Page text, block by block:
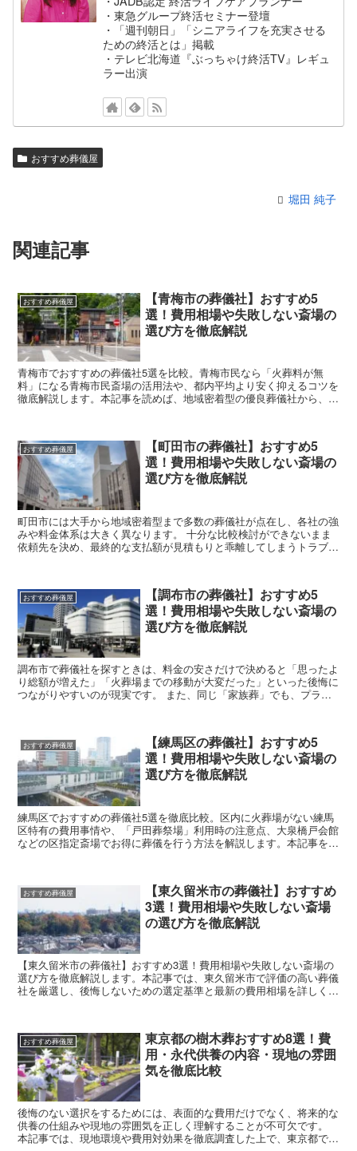
・東急グループ終活セミナー登壇
・「週刊朝日」「シニアライフを充実させる
ための終活とは」掲載
・テレビ北海道『ぶっちゃけ終活TV』レギュ
ラー出演
おすすめ葬儀屋
堀田 純子
関連記事
おすすめ葬儀屋
【青梅市の葬儀社】おすすめ5
選！費用相場や失敗しない斎場の
選び方を徹底解説
青梅市でおすすめの葬儀社5選を比較。青梅市民なら「火葬料が無
料」になる青梅市民斎場の活用法や、都内平均より安く抑えるコツを
徹底解説します。本記事を読めば、地域密着型の優良葬儀社から、明
おすすめ葬儀屋
【町田市の葬儀社】おすすめ5
選！費用相場や失敗しない斎場の
選び方を徹底解説
町田市には大手から地域密着型まで多数の葬儀社が点在し、各社の強
みや料金体系は大きく異なります。 十分な比較検討ができないまま
依頼先を決め、最終的な支払額が見積もりと乖離してしまうトラブル
豊富な5社の特徴や地域の費用相場、南多摩斎場をはじめとする公営
施設の活用法について詳しく解説します。
おすすめ葬儀屋
【調布市の葬儀社】おすすめ5
選！費用相場や失敗しない斎場の
選び方を徹底解説
調布市で葬儀社を探すときは、料金の安さだけで決めると「思ったよ
り総額が増えた」「火葬場までの移動が大変だった」といった後悔に
つながりやすいのが現実です。 また、同じ「家族葬」でも、プラン
ります。 そこで本記事では、調布市周辺で利用しやすい葬儀社・斎
場を厳選して5社紹介し、葬儀形式ごとの費用相場の目安や、見積も
りで必ず確認すべきポイントを整理しました。
おすすめ葬儀屋
【練馬区の葬儀社】おすすめ5
選！費用相場や失敗しない斎場の
選び方を徹底解説
練馬区でおすすめの葬儀社5選を徹底比較。区内に火葬場がない練馬
区特有の費用事情や、「戸田葬祭場」利用時の注意点、大泉橋戸会館
などの区指定斎場でお得に葬儀を行う方法を解説します。本記事を読
おすすめ葬儀屋
【東久留米市の葬儀社】おすすめ
3選！費用相場や失敗しない斎場
の選び方を徹底解説
【東久留米市の葬儀社】おすすめ3選！費用相場や失敗しない斎場の
選び方を徹底解説します。本記事では、東久留米市で評価の高い葬儀
社を厳選し、後悔しないための選定基準と最新の費用相場を詳しく解
おすすめ葬儀屋
東京都の樹木葬おすすめ8選！費
用・永代供養の内容・現地の雰囲
気を徹底比較
後悔のない選択をするためには、表面的な費用だけでなく、将来的な
供養の仕組みや現地の雰囲気を正しく理解することが不可欠です。
本記事では、現地環境や費用対効果を徹底調査した上で、東京都でお